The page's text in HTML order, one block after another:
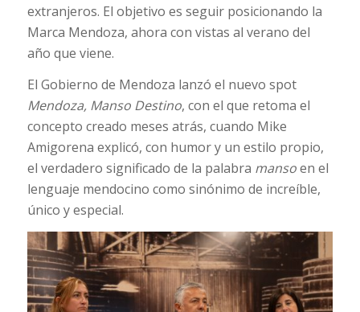
extranjeros. El objetivo es seguir posicionando la
Marca Mendoza, ahora con vistas al verano del
año que viene.
El Gobierno de Mendoza lanzó el nuevo spot
Mendoza, Manso Destino, con el que retoma el
concepto creado meses atrás, cuando Mike
Amigorena explicó, con humor y un estilo propio,
el verdadero significado de la palabra mansoen el
lenguaje mendocino como sinónimo de increíble,
único y especial.